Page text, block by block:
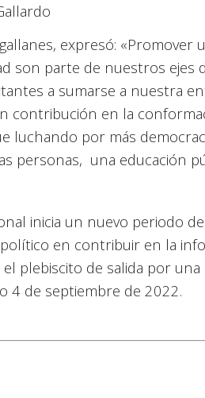
expresó: «Promover
son parte de nuestros ejes
a sumarse a nuestra
contribución en la
luchando por más
personas, una educación
inicia un nuevo periodo
en contribuir en la
plebiscito de salida por una
4 de septiembre de 2022.